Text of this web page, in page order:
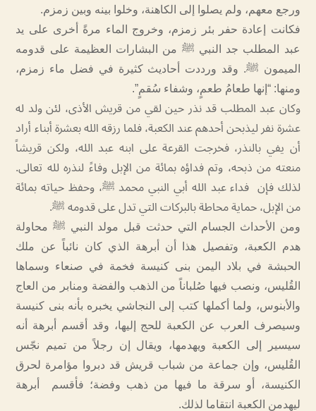
ورجع معهم، ولم يصلوا إلى الكاهنة، وخلوا بينه وبين زمزم.
فكانت إعادة حفر بئر زمزم، وخروج الماء مرةً أخرى على يد
عبد المطلب جد النبي ﷺ من البشارات العظيمة على قدومه
الميمون ﷺ. وقد ورددت أحاديث كثيرة في فضل ماء زمزم،
ومنها: “إنها طعامُ طعمٍ، وشفاء سُقمٍ”.
وكان عبد المطلب قد نذر حين لقي من قريش الأذى، لئن ولد له
عشرة نفر ليذبحن أحدهم عند الكعبة، فلما رزقه الله بعشرة أبناء أراد
أن يفي بالنذر، فخرجت القرعة على ابنه عبد الله، ولكن قريشاً
منعته من ذبحه، وتم فداؤه بمائة من الإبل وفاءً لنذره لله تعالى.
لذلك فإن فداء عبد الله أبي النبي محمد ﷺ، وحفظ حياته بمائة
من الإبل، حماية محاطة بالبركات التي تدل على قدومه ﷺ.
ومن الأحداث الجسام التي حدثت قبل مولد النبي ﷺ محاولة
هدم الكعبة، وتفصيل هذا أن أبرهة الذي كان نائباً عن ملك
الحبشة في بلاد اليمن بنى كنيسة فخمة في صنعاء وسماها
القُليس، ونصب فيها صُلباناً من الذهب والفضة ومنابر من العاج
والأبنوس، ولما أكملها كتب إلى النجاشي يخبره بأنه بنى كنيسة
وسيصرف العرب عن الكعبة للحج إليها، وقد أقسم أبرهة أنه
سيسير إلى الكعبة ويهدمها، ويقال إن رجلاً من تميم نجّس
القُليس، وإن جماعة من شباب قريش قد دبروا مؤامرة لحرق
الكنيسة، أو سرقة ما فيها من ذهب وفضة؛ فأقسم أبرهة
ليهدمن الكعبة انتقاما لذلك.